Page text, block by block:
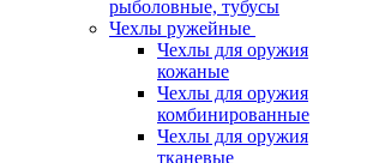
рыболовные, тубусы
Чехлы ружейные
Чехлы для оружия
кожаные
Чехлы для оружия
комбинированные
Чехлы для оружия
тканевые